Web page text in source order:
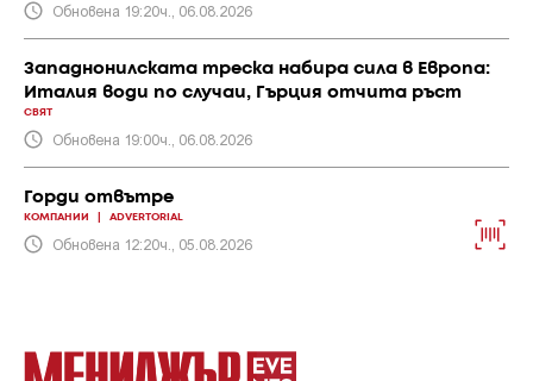
Обновена 19:20ч., 06.08.2026
Западнонилската треска набира сила в Европа:
Италия води по случаи, Гърция отчита ръст
СВЯТ
Обновена 19:00ч., 06.08.2026
Горди отвътре
КОМПАНИИ ADVERTORIAL
Обновена 12:20ч., 05.08.2026